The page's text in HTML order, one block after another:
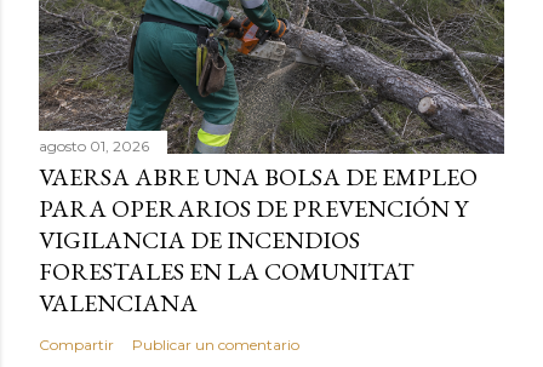
agosto 01, 2026
VAERSA ABRE UNA BOLSA DE EMPLEO
PARA OPERARIOS DE PREVENCIÓN Y
VIGILANCIA DE INCENDIOS
FORESTALES EN LA COMUNITAT
VALENCIANA
Compartir Publicar un comentario